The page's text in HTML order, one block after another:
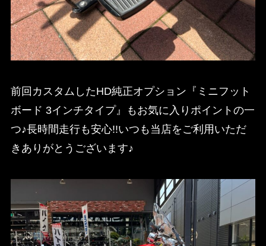
前回カスタムしたHD純正オプション『ミニフット
ボード 3インチタイプ』もお気に入りポイントの一
つ♪長時間走行も安心!!いつも当店をご利用いただ
きありがとうございます♪